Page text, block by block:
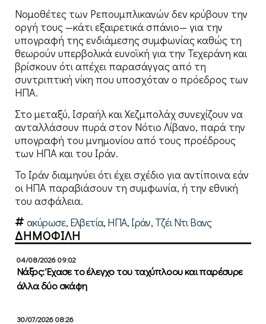
Νομοθέτες των Ρεπουμπλικανών δεν κρύβουν την
οργή τους —κάτι εξαιρετικά σπάνιο— για την
υπογραφή της ενδιάμεσης συμφωνίας καθώς τη
θεωρούν υπερβολικά ευνοϊκή για την Τεχεράνη και
βρίσκουν ότι απέχει παρασάγγας από τη
συντριπτική νίκη που υποσχόταν ο πρόεδρος των
ΗΠΑ.
Στο μεταξύ, Ισραήλ και Χεζμπολάχ συνεχίζουν να
ανταλλάσουν πυρά στον Νότιο Λίβανο, παρά την
υπογραφή του μνημονίου από τους προέδρους
των ΗΠΑ και του Ιράν.
Το Ιράν διαμηνύει ότι έχει σχέδιο για αντίποινα εάν
οι ΗΠΑ παραβιάσουν τη συμφωνία, ή την εθνική
του ασφάλεια.
ακύρωσε, Ελβετία, ΗΠΑ, Ιράν, Τζέι Ντι Βανς
ΔΗΜΟΦΙΛΗ
04/08/2026 09:02
Νάξος: Έχασε το έλεγχο του ταχύπλοου και παρέσυρε
άλλα δύο σκάφη
30/07/2026 08:26